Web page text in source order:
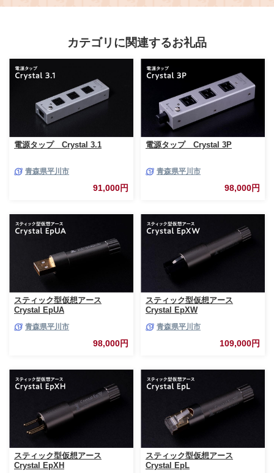
遠赤グラファイト グリルパン グ
ラファイト ストーブ ヒーター 電
カテゴリに関連するお礼品
電源タップ Crystal 3.1
青森県平川市
91,000円
電源タップ Crystal 3P
青森県平川市
98,000円
スティック型仮想アース
Crystal EpUA
青森県平川市
98,000円
スティック型仮想アース
Crystal EpXW
青森県平川市
109,000円
スティック型仮想アース
Crystal EpXH
スティック型仮想アース
Crystal EpL